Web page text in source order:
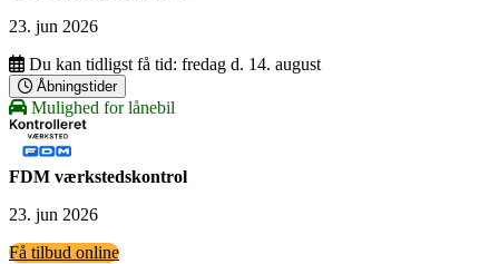
23. jun 2026
Du kan tidligst få tid: fredag d. 14. august
Åbningstider
Mulighed for lånebil
FDM værkstedskontrol
23. jun 2026
Få tilbud online